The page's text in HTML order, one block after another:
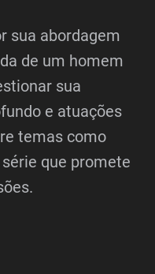
sua abordagem
de um homem
sua
e atuações
temas como
que promete